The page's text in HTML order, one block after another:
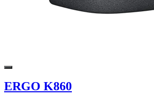
ERGO K860